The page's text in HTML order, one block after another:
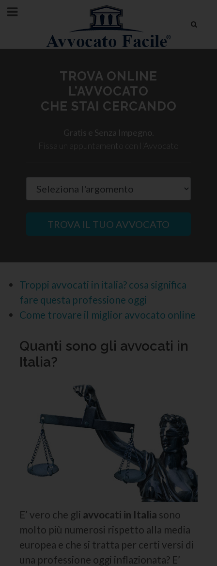
TROVA ONLINE
L’AVVOCATO
CHE STAI CERCANDO
Gratis e Senza Impegno.
Fissa un appuntamento con l'Avvocato
TROVA IL TUO AVVOCATO
Troppi avvocati in italia? cosa significa
fare questa professione oggi
Come trovare il miglior avvocato online
Quanti sono gli avvocati in
Italia?
E’ vero che gli avvocati in Italia sono
molto più numerosi rispetto alla media
europea e che si tratta per certi versi di
una professione oggi inflazionata? E’